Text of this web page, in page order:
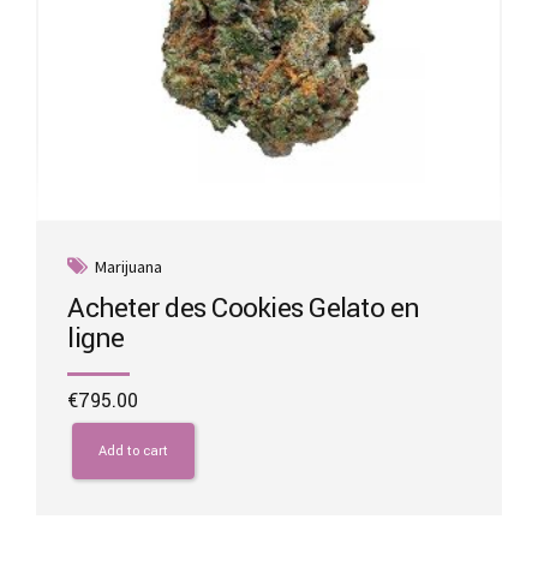
Marijuana
Acheter des Cookies Gelato en
ligne
€795.00
Add to cart